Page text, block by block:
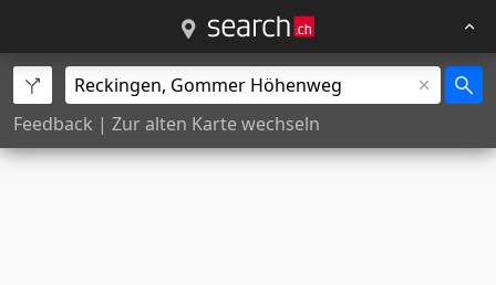
Feedback | Zur alten Karte wechseln